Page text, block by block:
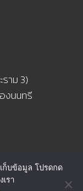
าม 3)
งนนทรี
าร์ 08.30 – 12.00
ก็บข้อมูล โปรดกด
รา